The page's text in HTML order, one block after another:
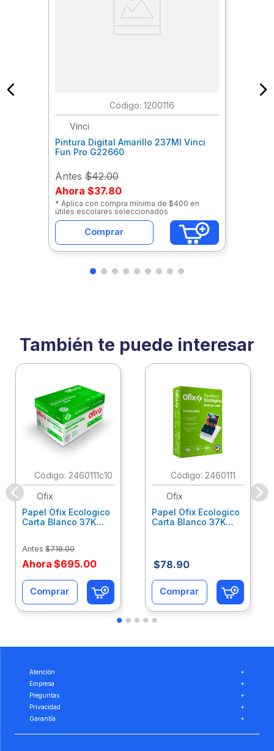
: 1200116
Vinci
Pintura Digital Amarillo 237Ml Vinci
Fun Pro G22660
Antes $42.00
Ahora $37.80
* Aplica con compra mínima de $400 en
útiles escolares seleccionados
Comprar
También te puede interesar
: 2460111c10
Ofix
Papel Ofix Ecologico
Carta Blanco 37K
Antes $718.00
Ahora $695.00
Comprar
: 2460111
Ofix
Papel Ofix Ecologico
Carta Blanco 37K
$78.90
Comprar
Atención
+
Empresa
+
Preguntas
+
Privacidad
+
Garantía
+